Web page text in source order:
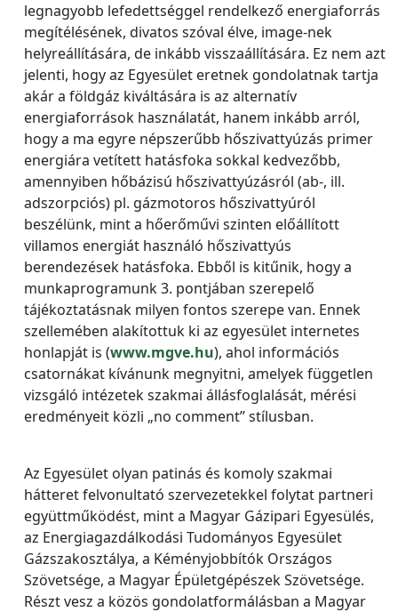
legnagyobb lefedettséggel rendelkező energiaforrás
megítélésének, divatos szóval élve, image-nek
helyreállítására, de inkább visszaállítására. Ez nem azt
jelenti, hogy az Egyesület eretnek gondolatnak tartja
akár a földgáz kiváltására is az alternatív
energiaforrások használatát, hanem inkább arról,
hogy a ma egyre népszerűbb hőszivattyúzás primer
energiára vetített hatásfoka sokkal kedvezőbb,
amennyiben hőbázisú hőszivattyúzásról (ab-, ill.
adszorpciós) pl. gázmotoros hőszivattyúról
beszélünk, mint a hőerőművi szinten előállított
villamos energiát használó hőszivattyús
berendezések hatásfoka. Ebből is kitűnik, hogy a
munkaprogramunk 3. pontjában szerepelő
tájékoztatásnak milyen fontos szerepe van. Ennek
szellemében alakítottuk ki az egyesület internetes
honlapját is (www.mgve.hu), ahol információs
csatornákat kívánunk megnyitni, amelyek független
vizsgáló intézetek szakmai állásfoglalását, mérési
eredményeit közli „no comment” stílusban.
Az Egyesület olyan patinás és komoly szakmai
hátteret felvonultató szervezetekkel folytat partneri
együttműködést, mint a Magyar Gázipari Egyesülés,
az Energiagazdálkodási Tudományos Egyesület
Gázszakosztálya, a Kéményjobbítók Országos
Szövetsége, a Magyar Épületgépészek Szövetsége.
Részt vesz a közös gondolatformálásban a Magyar